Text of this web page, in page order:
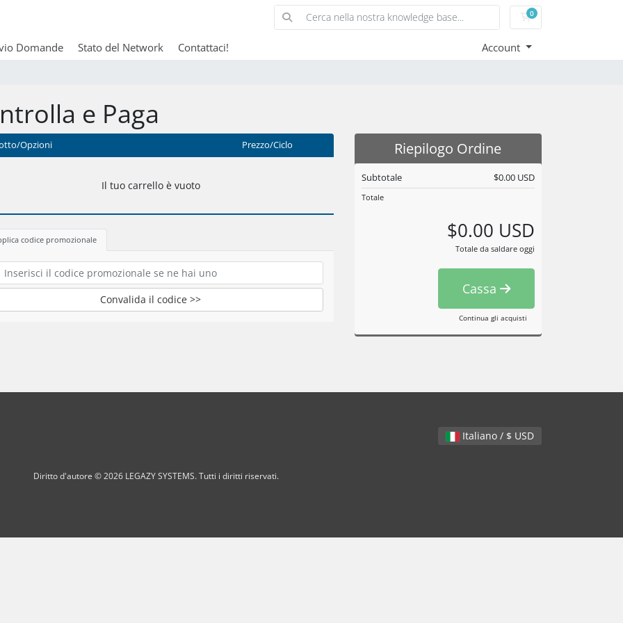
0Carrello
Domande Stato del Network Contattaci! Account
e Paga
Opzioni Prezzo/Ciclo
Il tuo carrello è vuoto
codice promozionale
Convalida il codice >>
Riepilogo Ordine
Subtotale $0.00 USD
Totale
$0.00 USD
Totale da saldare oggi
Cassa
Continua gli acquisti
Italiano / $ USD
Diritto d'autore © 2026 LEGAZY SYSTEMS. Tutti i diritti riservati.